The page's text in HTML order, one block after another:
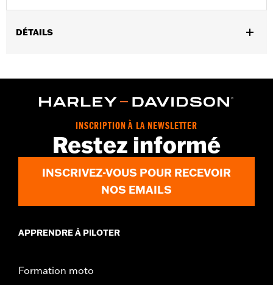
DÉTAILS
GARANTIE:Garantie du fabricant international Wolverine -
Origine:Importé
Dimension Description:HAUTEUR DE TIGE : 6" / HAUTEUR DE
TALON : 1.5"
INSCRIPTION À LA NEWSLETTER
Restez informé
INSCRIVEZ-VOUS POUR RECEVOIR
NOS EMAILS
APPRENDRE À PILOTER
Formation moto